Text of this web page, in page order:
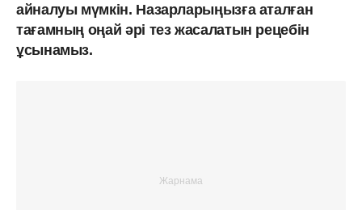
айналуы мүмкін. Назарларыңызға аталған
тағамның оңай әрі тез жасалатын рецебін
ұсынамыз.